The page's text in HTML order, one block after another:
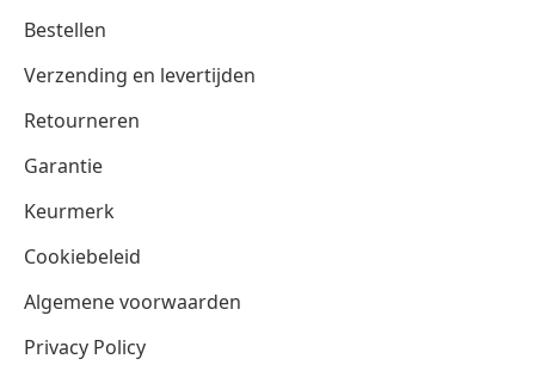
Bestellen
Verzending en levertijden
Retourneren
Garantie
Keurmerk
Cookiebeleid
Algemene voorwaarden
Privacy Policy